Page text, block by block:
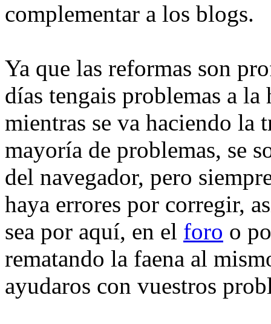
complementar a los blogs.
Ya que las reformas son
días tengais problemas a la
mientras se va haciendo la
mayoría de problemas, se
del navegador, pero
haya errores por corregir,
sea por aquí, en el foro o
rematando la faena al
ayudaros con vuestros